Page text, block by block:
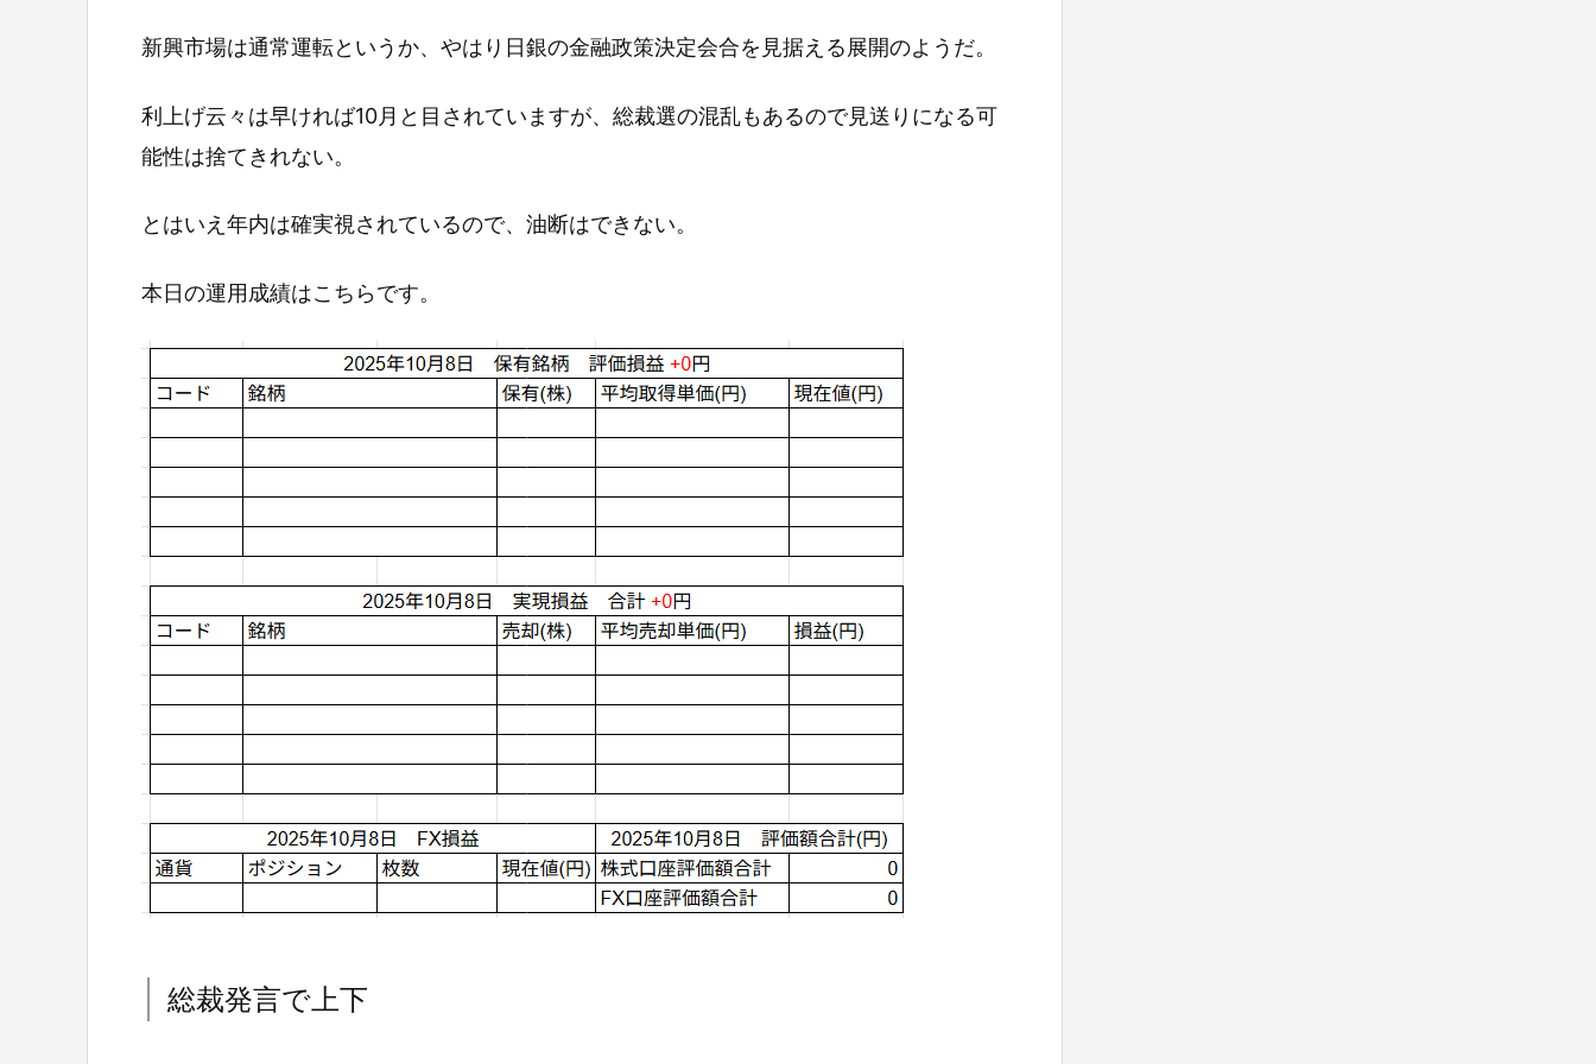
新興市場は通常運転というか、やはり日銀の金融政策決定会合を見据える展開のようだ。
利上げ云々は早ければ10月と目されていますが、総裁選の混乱もあるので見送りになる可
能性は捨てきれない。
とはいえ年内は確実視されているので、油断はできない。
本日の運用成績はこちらです。
総裁発言で上下